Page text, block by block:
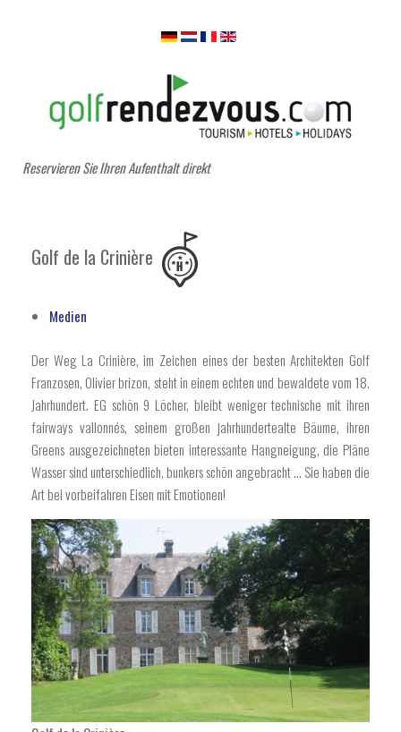
Reservieren Sie Ihren Aufenthalt direkt
Golf de la Crinière
Medien
Der Weg La Crinière, im Zeichen eines der besten Architekten Golf
Franzosen, Olivier brizon, steht in einem echten und bewaldete vom 18.
Jahrhundert. EG schön 9 Löcher, bleibt weniger technische mit ihren
fairways vallonnés, seinem großen jahrhundertealte Bäume, ihren
Greens ausgezeichneten bieten interessante Hangneigung, die Pläne
Wasser sind unterschiedlich, bunkers schön angebracht ... Sie haben die
Art bei vorbeifahren Eisen mit Emotionen!